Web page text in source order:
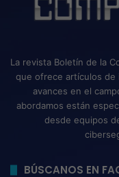
La revista Boletín de la
que ofrece artículos de
avances en el
abordamos están
desde equipos
BÚSCANOS EN